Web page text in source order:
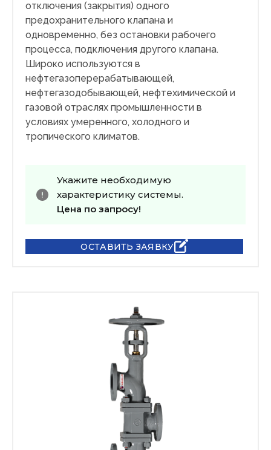
отключения (закрытия) одного
предохранительного клапана и
одновременно, без остановки рабочего
процесса, подключения другого клапана.
Широко используются в
нефтегазоперерабатывающей,
нефтегазодобывающей, нефтехимической и
газовой отраслях промышленности в
условиях умеренного, холодного и
тропического климатов.
Укажите необходимую
характеристику системы.
Цена по запросу!
ОСТАВИТЬ ЗАЯВКУ